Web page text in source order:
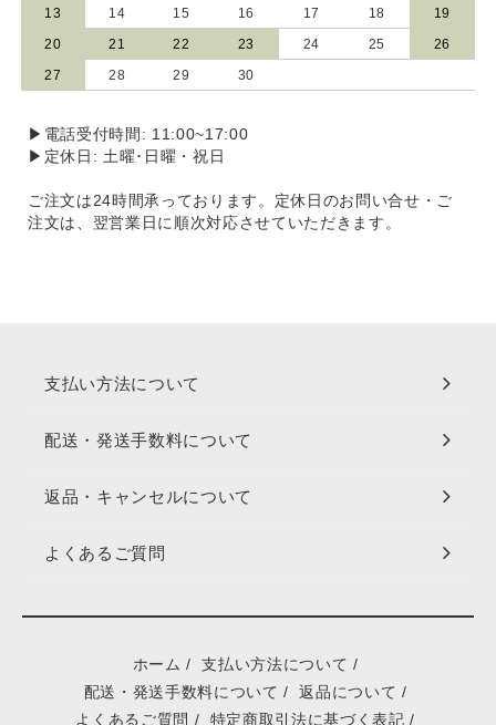
13 14 15 16 17 18 19
20 21 22 23 24 25 26
27 28 29 30
▶電話受付時間: 11:00~17:00
▶定休日: 土曜･日曜・祝日
ご注文は24時間承っております。定休日のお問い合せ・ご
注文は、翌営業日に順次対応させていただきます。
支払い方法について
配送・発送手数料について
返品・キャンセルについて
よくあるご質問
ホーム / 支払い方法について /
配送・発送手数料について / 返品について /
よくあるご質問 / 特定商取引法に基づく表記 /